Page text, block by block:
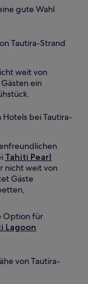
gute Wahl
Tautira-Strand
weit von
ein
bei Tautira-
Tahiti Pearl
nicht weit von
Gäste
Option für
Lagoon
von Tautira-